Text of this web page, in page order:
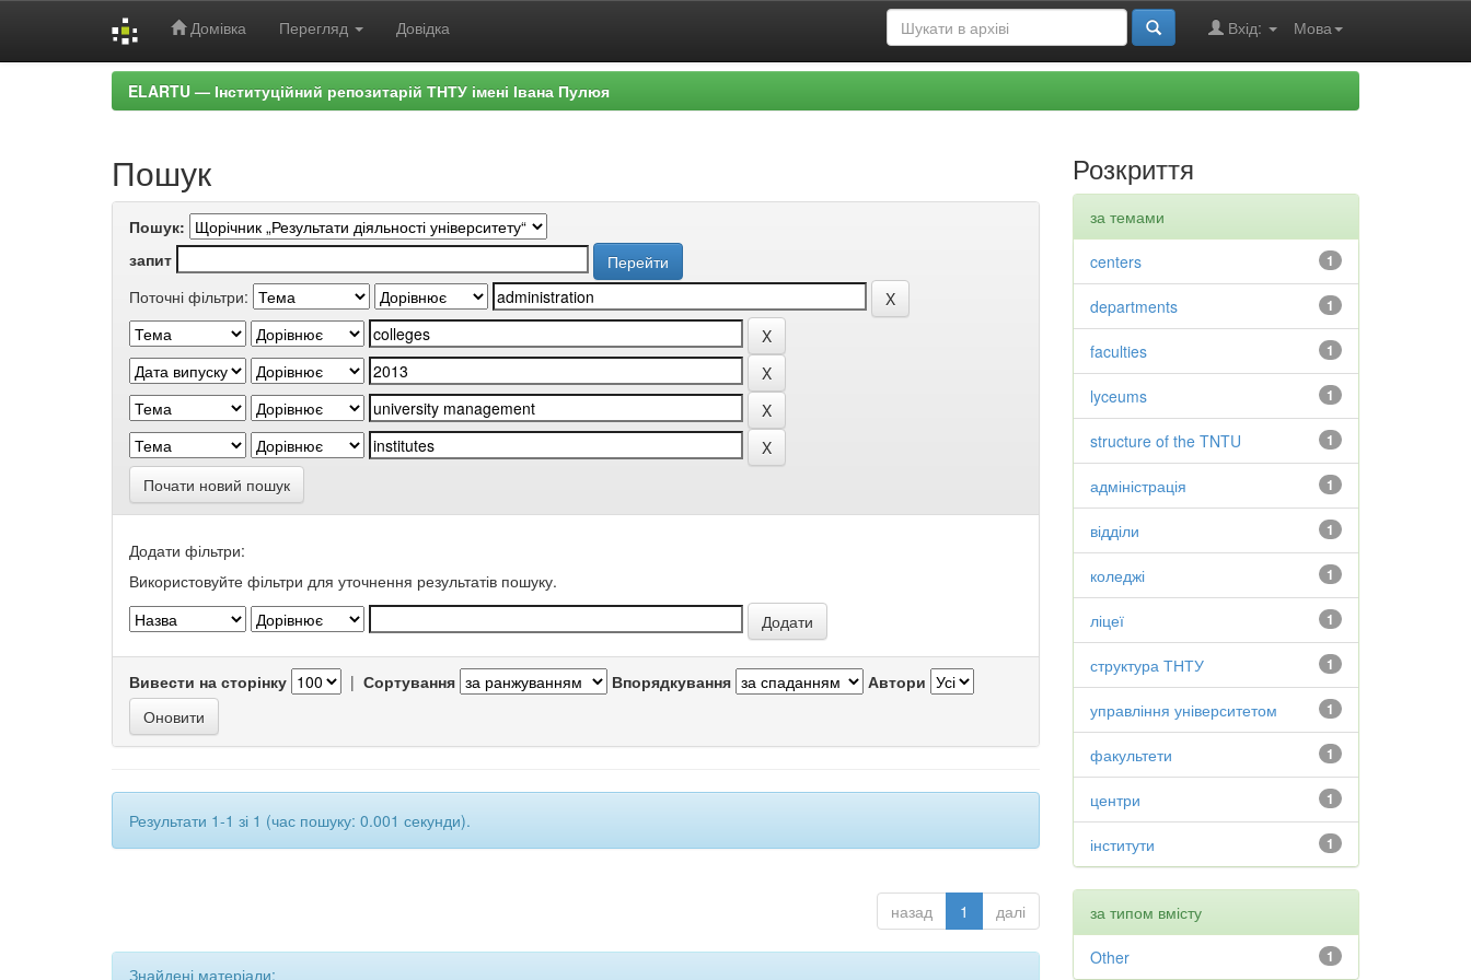
Домівка Перегляд Довідка Мова
Вхід:
ELARTU — Інституційний репозитарій ТНТУ імені Івана Пулюя
Пошук
Пошук:
запит
Поточні фільтри:
Почати новий пошук
Додати фільтри:
Використовуйте фільтри для уточнення результатів пошуку.
Вивести на сторінку | Сортування Впорядкування Автори
Результати 1-1 зі 1 (час пошуку: 0.001 секунди).
назад 1 далі
Знайдені матеріали:
Розкриття
за темами
1
centers
1
departments
1
faculties
1
lyceums
1
structure of the TNTU
1
адміністрація
1
відділи
1
коледжі
1
ліцеї
1
структура ТНТУ
1
управління університетом
1
факультети
1
центри
1
інститути
за типом вмісту
1
Other